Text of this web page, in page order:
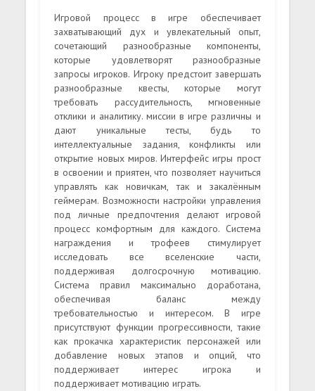
Игровой процесс в игре обеспечивает
захватывающий дух и увлекательный опыт,
сочетающий разнообразные компоненты,
которые удовлетворят разнообразные
запросы игроков. Игроку предстоит завершать
разнообразные квесты, которые могут
требовать рассудительность, мгновенные
отклики и аналитику. миссии в игре различны и
дают уникальные тесты, будь то
интеллектуальные задания, конфликты или
открытие новых миров. Интерфейс игры прост
в освоении и приятен, что позволяет научиться
управлять как новичкам, так и закалённым
геймерам. Возможности настройки управления
под личные предпочтения делают игровой
процесс комфортным для каждого. Система
награждения и трофеев стимулирует
исследовать все вселенские части,
поддерживая долгосрочную мотивацию.
Система правил максимально доработана,
обеспечивая баланс между
требовательностью и интересом. В игре
присутствуют функции прогрессивности, такие
как прокачка характеристик персонажей или
добавление новых этапов и опций, что
поддерживает интерес игрока и
поддерживает мотивацию играть.